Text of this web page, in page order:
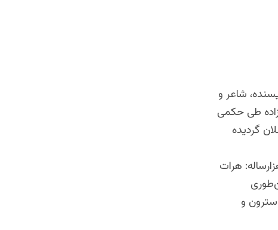
شاعر و
زاده طی حکمی
گردیده
هرات
و